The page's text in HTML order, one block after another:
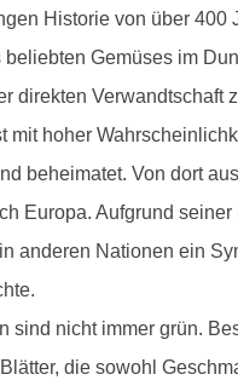
Historie von über 400
beliebten Gemüses im
direkten Verwandtschaft
mit hoher
beheimatet. Von dort
Europa. Aufgrund seiner
anderen Nationen ein
sind nicht immer grün.
die sowohl